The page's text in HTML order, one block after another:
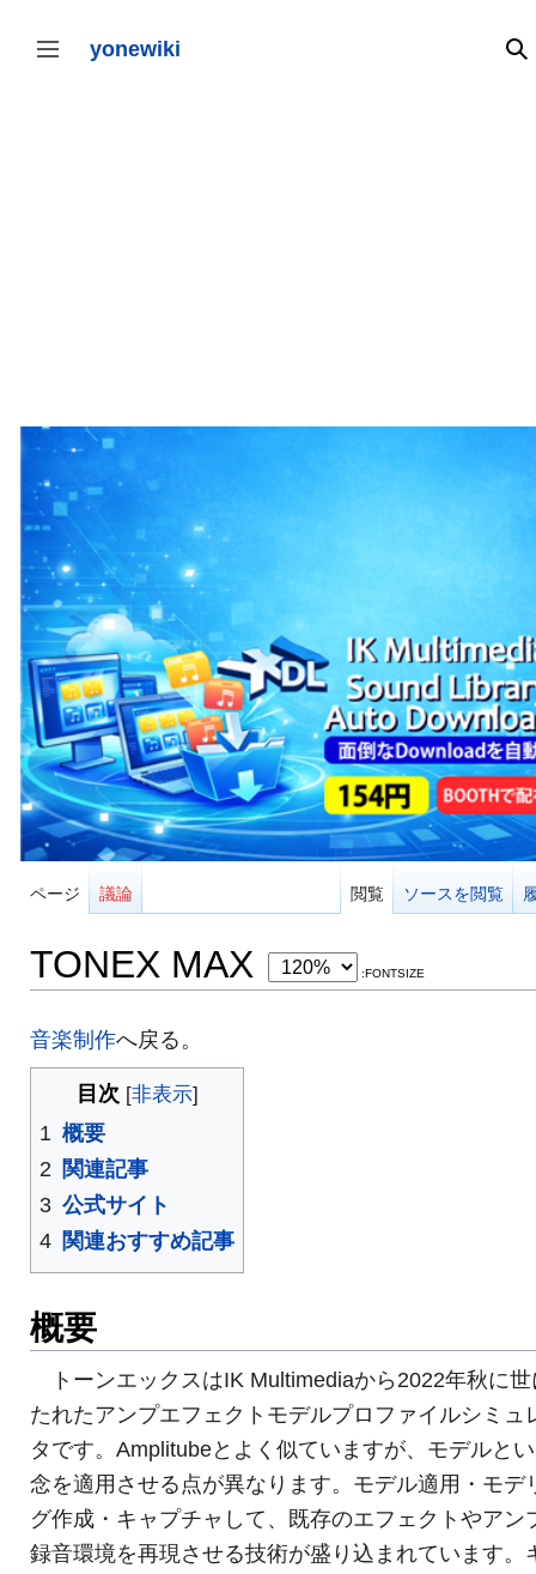
テ
サイドバーの切り替え yonewiki 検
ページ 議論 閲覧 ソースを閲覧
TONEX MAX :FONTSIZE
音楽制作へ戻る。
目次
1 概要
2 関連記事
3 公式サイト
4 関連おすすめ記事
概要
トーンエックスはIK Multimediaから2022年秋に世
たれたアンプエフェクトモデルプロファイルシミュ
タです。Amplitubeとよく似ていますが、モデルと
念を適用させる点が異なります。モデル適用・モデ
グ作成・キャプチャして、既存のエフェクトやアン
録音環境を再現させる技術が盛り込まれています。